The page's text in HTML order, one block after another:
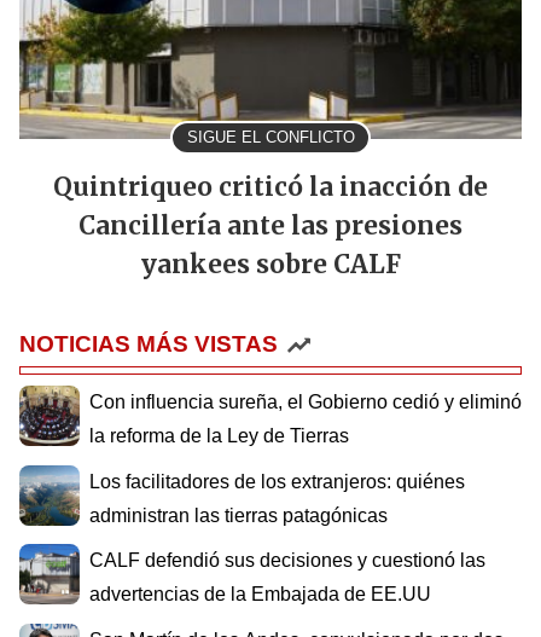
SIGUE EL CONFLICTO
Quintriqueo criticó la inacción de
Cancillería ante las presiones
yankees sobre CALF
NOTICIAS MÁS VISTAS
Con influencia sureña, el Gobierno cedió y eliminó
la reforma de la Ley de Tierras
Los facilitadores de los extranjeros: quiénes
administran las tierras patagónicas
CALF defendió sus decisiones y cuestionó las
advertencias de la Embajada de EE.UU